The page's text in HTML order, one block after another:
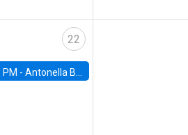
22
PM -Antonella Bancalari, Institute for Fiscal Studies (IFS) and Research Associate at University College London (UCL)